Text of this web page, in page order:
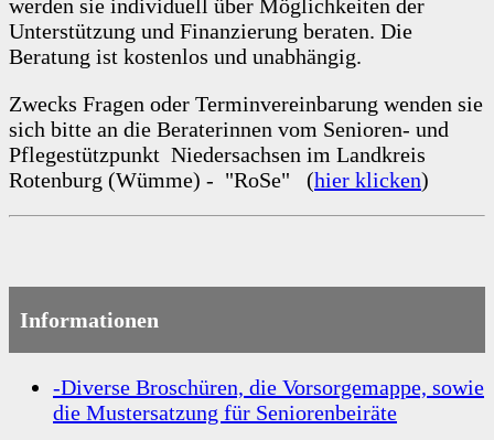
werden sie individuell über Möglichkeiten der
Unterstützung und Finanzierung beraten. Die
Beratung ist kostenlos und unabhängig.
Zwecks Fragen oder Terminvereinbarung wenden sie
sich bitte an die Beraterinnen vom Senioren- und
Pflegestützpunkt Niedersachsen im Landkreis
Rotenburg (Wümme) - "RoSe" (hier klicken)
Informationen
-Diverse Broschüren, die Vorsorgemappe, sowie
die Mustersatzung für Seniorenbeiräte